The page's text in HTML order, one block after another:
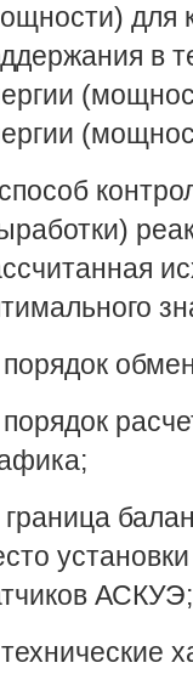
для
в
АСКУЭ;